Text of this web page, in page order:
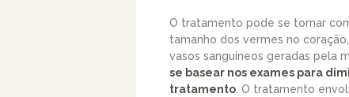
O tratamento pode se tornar
tamanho dos vermes no
vasos sanguíneos geradas pela
se basear nos exames para
tratamento. O tratamento